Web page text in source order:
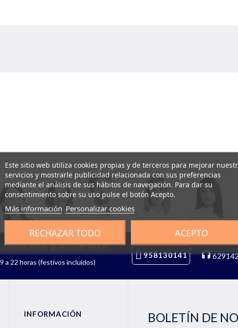
asesoramos gratuitamente
a 22 horas (festivos incluidos)
958130141
INFORMACIÓN BOLETÍN DE
Este sitio web utiliza cookies propias y de terceros para mejorar
servicios y mostrarle publicidad relacionada con sus preferencias
mediante el análisis de sus hábitos de navegación. Para dar su
consentimiento sobre su uso pulse el botón Acepto.
Más información Personalizar cookies
RECHAZAR TODO ACEPTO